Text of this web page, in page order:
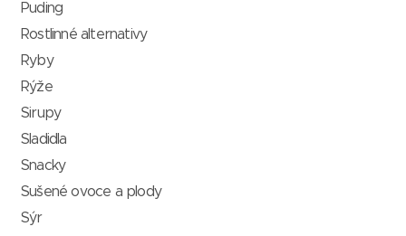
Puding
Rostlinné alternativy
Ryby
Rýže
Sirupy
Sladidla
Snacky
Sušené ovoce a plody
Sýr